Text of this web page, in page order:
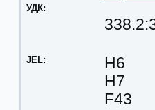
УДК:
JEL:
H6
H7
F43